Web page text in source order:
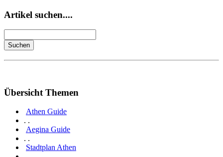
Artikel suchen....
Übersicht Themen
Athen Guide
. .
Aegina Guide
. .
Stadtplan Athen